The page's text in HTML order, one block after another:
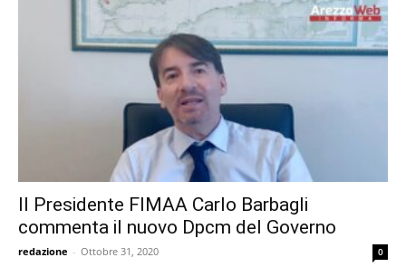
Il Presidente FIMAA Carlo Barbagli
commenta il nuovo Dpcm del Governo
redazione - Ottobre 31, 2020 0